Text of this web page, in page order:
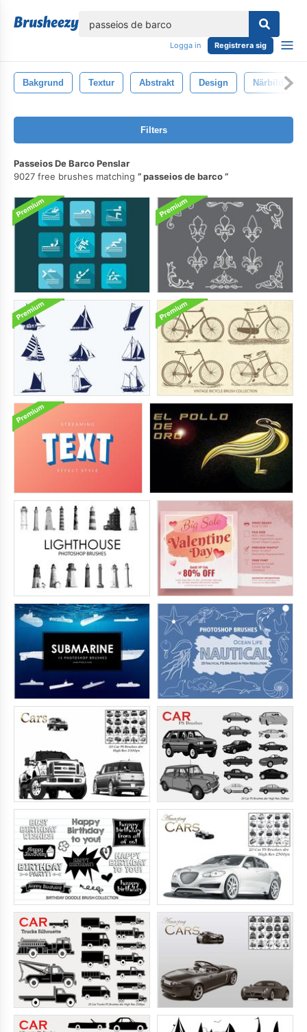
Logga in Registrera sig
Bakgrund Textur Abstrakt Design Närbild
Filters
Passeios De Barco Penslar
9027 free brushes matching
passeios de barco